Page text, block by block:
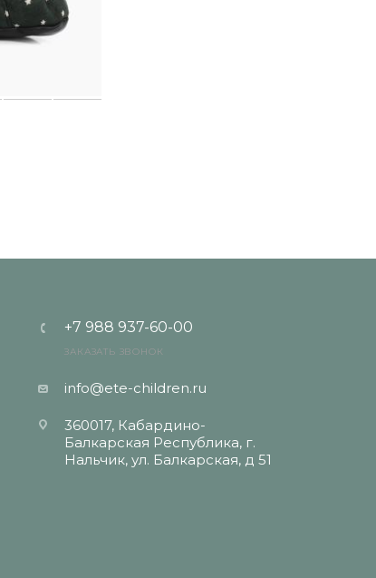
+7 988 937-60-00
ЗАКАЗАТЬ ЗВОНОК
info@ete-children.ru
360017, Кабардино-
Балкарская Республика, г.
Нальчик, ул. Балкарская, д 51